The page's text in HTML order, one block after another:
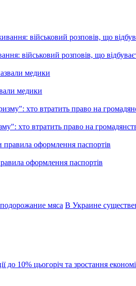
військовий розповів, що
медики
хто втратить право на
оформлення паспортів
мяса В Украине
до 10% цьогоріч та зростання